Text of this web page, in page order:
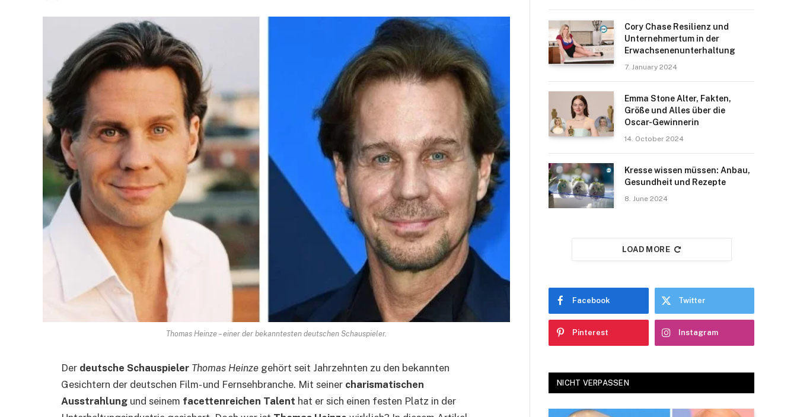
Thomas Heinze – einer der bekanntesten deutschen Schauspieler.
Der deutsche Schauspieler Thomas Heinze gehört seit Jahrzehnten zu den bekannten
Gesichtern der deutschen Film- und Fernsehbranche. Mit seiner charismatischen
Ausstrahlung und seinem facettenreichen Talent hat er sich einen festen Platz in der
Cory Chase Resilienz und
Unternehmertum in der
Erwachsenenunterhaltung
7. January 2024
Emma Stone Alter, Fakten,
Größe und Alles über die
Oscar-Gewinnerin
14. October 2024
Kresse wissen müssen: Anbau,
Gesundheit und Rezepte
8. June 2024
LOAD MORE
Facebook Twitter
Pinterest Instagram
NICHT VERPASSEN